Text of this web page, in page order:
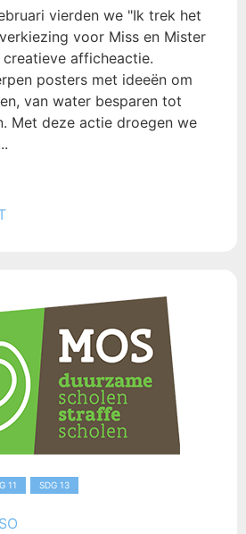
vierden we "Ik trek het
voor Miss en Mister
creatieve afficheactie.
posters met ideeën om
van water besparen tot
Met deze actie droegen we
11 SDG 13
SO